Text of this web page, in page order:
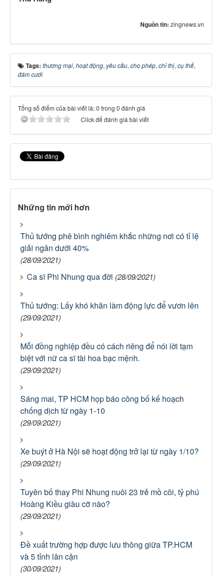
Nguồn tin: zingnews.vn
Tags: thương mại, hoạt động, yêu cầu, cho phép, chỉ thị, cụ thể,
đám cưới
Tổng số điểm của bài viết là: 0 trong 0 đánh giá
Click để đánh giá bài viết
Những tin mới hơn
Thủ tướng phê bình nghiêm khắc những nơi có tỉ lệ
giải ngân dưới 40%
(28/09/2021)
Ca sĩ Phi Nhung qua đời (28/09/2021)
Thủ tướng: Lấy khó khăn làm động lực để vươn lên
(29/09/2021)
Mỗi đồng nghiệp đều có cách riêng để nói lời tạm
biệt với nữ ca sĩ tài hoa bạc mệnh.
(29/09/2021)
Sáng mai, TP HCM họp báo công bố kế hoạch
chống dịch từ ngày 1-10
(29/09/2021)
Xe buýt ở Hà Nội sẽ hoạt động trở lại từ ngày 1/10?
(29/09/2021)
Tuyên bố thay Phi Nhung nuôi 23 trẻ mồ côi, tỷ phú
Hoàng Kiều giàu cỡ nào?
(29/09/2021)
Đề xuất trường hợp được lưu thông giữa TP.HCM
và 5 tỉnh lân cận
(30/09/2021)